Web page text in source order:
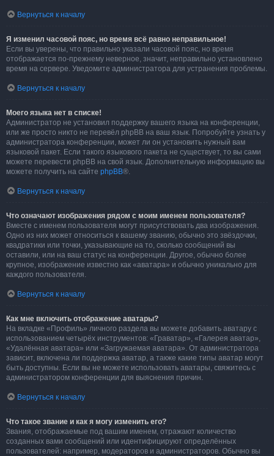
Вернуться к началу
Я изменил часовой пояс, но время всё равно неправильное!
Если вы уверены, что правильно указали часовой пояс, но время
отображается по-прежнему неверное, значит, неправильно установлено
время на сервере. Уведомите администратора для устранения проблемы.
Вернуться к началу
Моего языка нет в списке!
Администратор не установил поддержку вашего языка на конференции,
или же просто никто не перевёл phpBB на ваш язык. Попробуйте узнать у
администратора конференции, может ли он установить нужный вам
языковой пакет. Если такого языкового пакета не существует, то вы сами
можете перевести phpBB на свой язык. Дополнительную информацию вы
можете получить на сайте phpBB®.
Вернуться к началу
Что означают изображения рядом с моим именем пользователя?
Вместе с именем пользователя могут присутствовать два изображения.
Одно из них может относиться к вашему званию, обычно это звёздочки,
квадратики или точки, указывающие на то, сколько сообщений вы
оставили, или на ваш статус на конференции. Другое, обычно более
крупное, изображение известно как «аватара» и обычно уникально для
каждого пользователя.
Вернуться к началу
Как мне включить отображение аватары?
На вкладке «Профиль» личного раздела вы можете добавить аватару с
использованием четырёх инструментов: «Граватар», «Галерея аватар»,
«Удалённая аватара» или «Загружаемая аватара». От администратора
зависит, включена ли поддержка аватар, а также какие типы аватар могут
быть доступны. Если вы не можете использовать аватары, свяжитесь с
администратором конференции для выяснения причин.
Вернуться к началу
Что такое звание и как я могу изменить его?
Звания, отображаемые под вашим именем, отражают количество
созданных вами сообщений или идентифицируют определённых
пользователей: например, модераторов и администраторов. Обычно вы